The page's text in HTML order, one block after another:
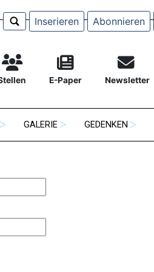
Inserieren Abonnieren
E-Paper Newsletter
GALERIE GEDENKEN